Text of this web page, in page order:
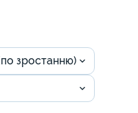
зростанню)